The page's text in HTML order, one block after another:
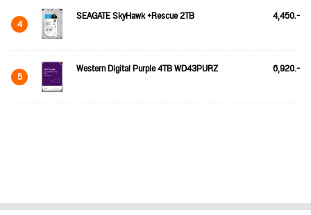
4 SEAGATE SkyHawk +Rescue 2TB 4,450.-
5 Western Digital Purple 4TB WD43PURZ 6,920.-